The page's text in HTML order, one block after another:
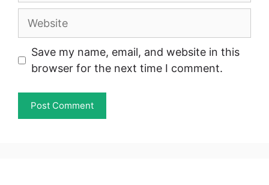
Website
Save my name, email, and website in this
browser for the next time I comment.